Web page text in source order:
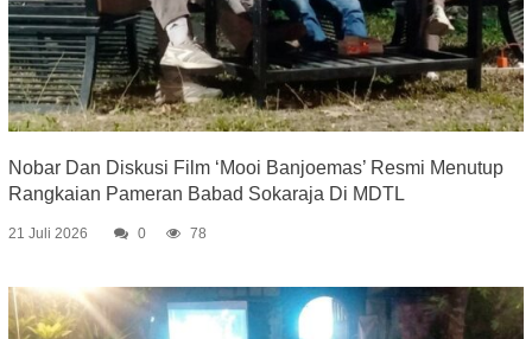
Nobar Dan Diskusi Film ‘Mooi Banjoemas’ Resmi Menutup
Rangkaian Pameran Babad Sokaraja Di MDTL
21 Juli 2026 0 78